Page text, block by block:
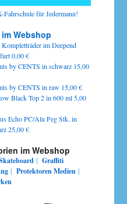
für Jedermann!
im Webshop
im Deepend
0,00 €
by CENTS in schwarz 15,00
by CENTS in raw 15,00 €
Black Top 2 in 600 ml 5,00
Echo PC/Alu Peg Stk. in
25,00 €
im Webshop
| Graffiti
| ProtektorenMedien |